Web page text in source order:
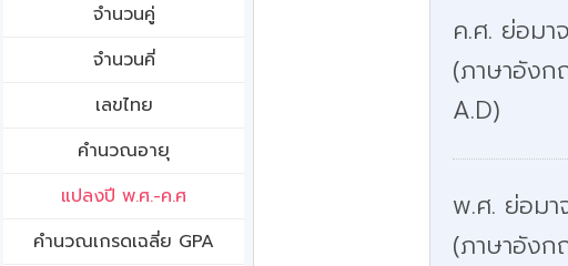
จำนวนคู่
จำนวนคี่
เลขไทย
คำนวณอายุ
แปลงปี พ.ศ.-ค.ศ
คํานวณเกรดเฉลี่ย GPA
ค.ศ. ย่อมา
(ภาษาอัง
A.D)
พ.ศ. ย่อม
(ภาษาอัง